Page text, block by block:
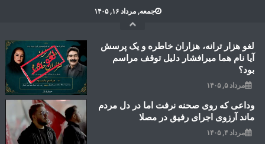
جمعه, مرداد ۱۶, ۱۴۰۵
لغو هزار ترانه، هزاران خاطره و یک پرسش
آیا نام هما میرافشار دلیل توقف مراسم
بود؟
مرداد ۵, ۱۴۰۵
وداعی که روی صحنه نرفت اما در دل مردم
ماند آرزوی اجرای رفیق در مصلا
مرداد ۴, ۱۴۰۵